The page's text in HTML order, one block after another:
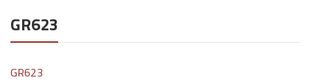
GR623
GR623